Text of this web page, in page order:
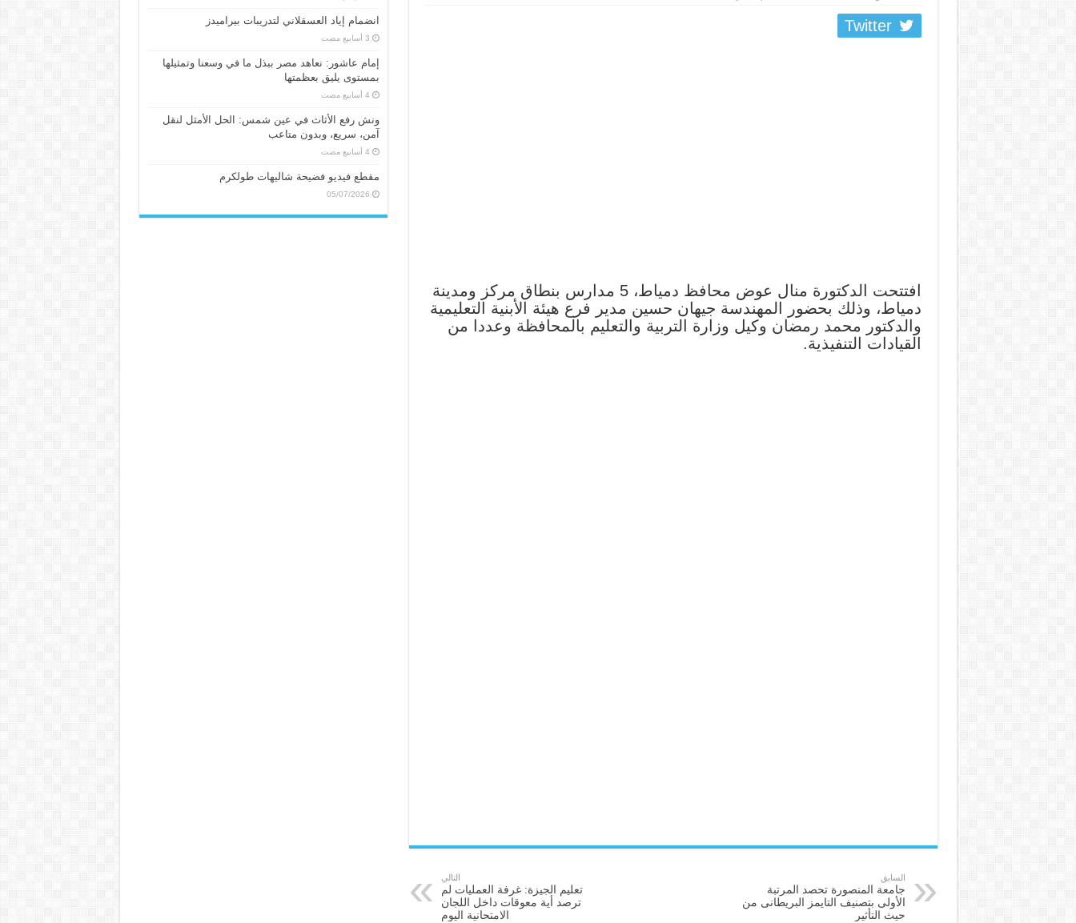
Twitter
افتتحت الدكتورة منال عوض محافظ دمياط، 5 مدارس بنطاق مركز ومدينة
دمياط، وذلك بحضور المهندسة جيهان حسين مدير فرع هيئة الأبنية التعليمية
والدكتور محمد رمضان وكيل وزارة التربية والتعليم بالمحافظة وعددا من
القيادات التنفيذية.
السابق
جامعة المنصورة تحصد المرتبة
الأولى بتصنيف التايمز البريطانى من
حيث التأثير
التالي
تعليم الجيزة: غرفة العمليات لم
ترصد أية معوقات داخل اللجان
الامتحانية اليوم
انضمام إياد العسقلاني لتدريبات بيراميدز
إمام عاشور: نعاهد مصر ببذل ما في وسعنا وتمثيلها
بمستوى يليق بعظمتها
ونش رفع الأثاث في عين شمس: الحل الأمثل لنقل
آمن، سريع، وبدون متاعب
مقطع فيديو فضيحة شاليهات طولكرم
05/07/2026